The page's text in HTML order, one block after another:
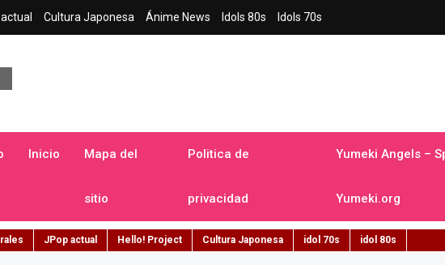
Cultura Japonesa Ánime News Idols 80s Idols 70s
Inicio Mapa del
sitio
Politica de
privacidad
Yumeki Angels –
Yumeki.org
JPop actual Hello! Project Cultura Japonesa idol 70s idol 80s